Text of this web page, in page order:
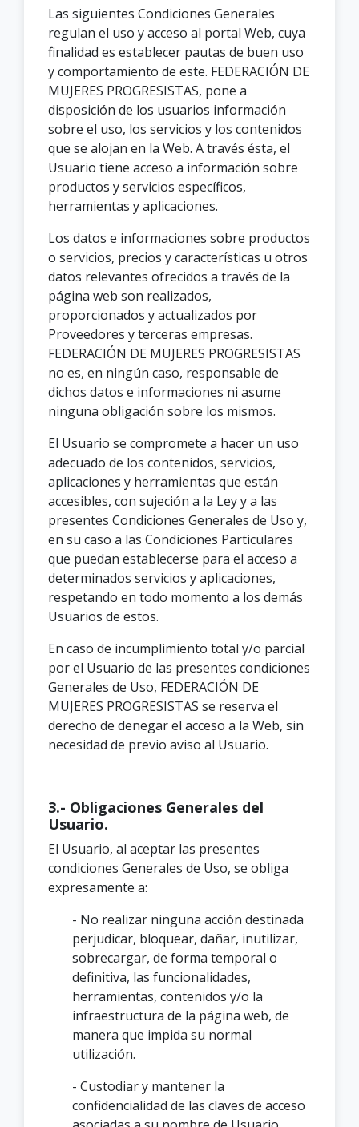
Las siguientes Condiciones Generales
regulan el uso y acceso al portal Web, cuya
finalidad es establecer pautas de buen uso
y comportamiento de este. FEDERACIÓN DE
MUJERES PROGRESISTAS, pone a
disposición de los usuarios información
sobre el uso, los servicios y los contenidos
que se alojan en la Web. A través ésta, el
Usuario tiene acceso a información sobre
productos y servicios específicos,
herramientas y aplicaciones.
Los datos e informaciones sobre productos
o servicios, precios y características u otros
datos relevantes ofrecidos a través de la
página web son realizados,
proporcionados y actualizados por
Proveedores y terceras empresas.
FEDERACIÓN DE MUJERES PROGRESISTAS
no es, en ningún caso, responsable de
dichos datos e informaciones ni asume
ninguna obligación sobre los mismos.
El Usuario se compromete a hacer un uso
adecuado de los contenidos, servicios,
aplicaciones y herramientas que están
accesibles, con sujeción a la Ley y a las
presentes Condiciones Generales de Uso y,
en su caso a las Condiciones Particulares
que puedan establecerse para el acceso a
determinados servicios y aplicaciones,
respetando en todo momento a los demás
Usuarios de estos.
En caso de incumplimiento total y/o parcial
por el Usuario de las presentes condiciones
Generales de Uso, FEDERACIÓN DE
MUJERES PROGRESISTAS se reserva el
derecho de denegar el acceso a la Web, sin
necesidad de previo aviso al Usuario.
3.- Obligaciones Generales del
Usuario.
El Usuario, al aceptar las presentes
condiciones Generales de Uso, se obliga
expresamente a:
- No realizar ninguna acción destinada
perjudicar, bloquear, dañar, inutilizar,
sobrecargar, de forma temporal o
definitiva, las funcionalidades,
herramientas, contenidos y/o la
infraestructura de la página web, de
manera que impida su normal
utilización.
- Custodiar y mantener la
confidencialidad de las claves de acceso